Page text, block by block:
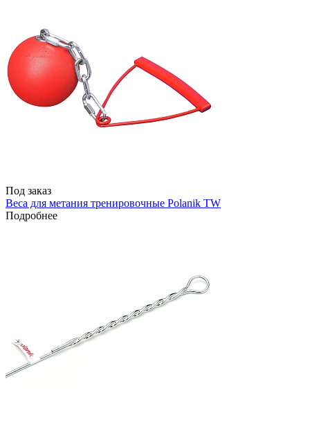
Под заказ
Веса для метания тренировочные Polanik TW
Подробнее